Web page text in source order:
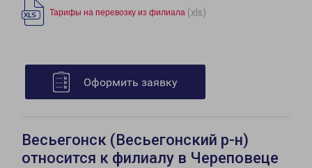
Тарифы на перевозку из филиала (xls)
Оформить заявку
Весьегонск (Весьегонский р-н)
относится к филиалу в Череповеце